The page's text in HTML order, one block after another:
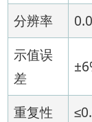
分辨率
示值误
差
重复性